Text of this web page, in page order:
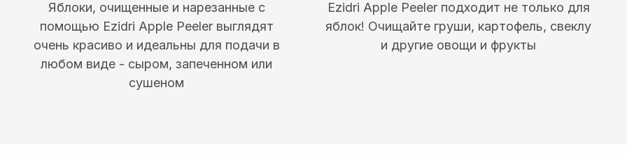
Яблоки, очищенные и нарезанные с
помощью Ezidri Apple Peeler выглядят
очень красиво и идеальны для подачи в
любом виде - сыром, запеченном или
сушеном
Ezidri Apple Peeler подходит не только для
яблок! Очищайте груши, картофель, свеклу
и другие овощи и фрукты